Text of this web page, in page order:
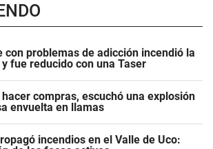
con problemas de adicción incendió la
fue reducido con una Taser
compras, escuchó una explosión
envuelta en llamas
incendios en el Valle de Uco: